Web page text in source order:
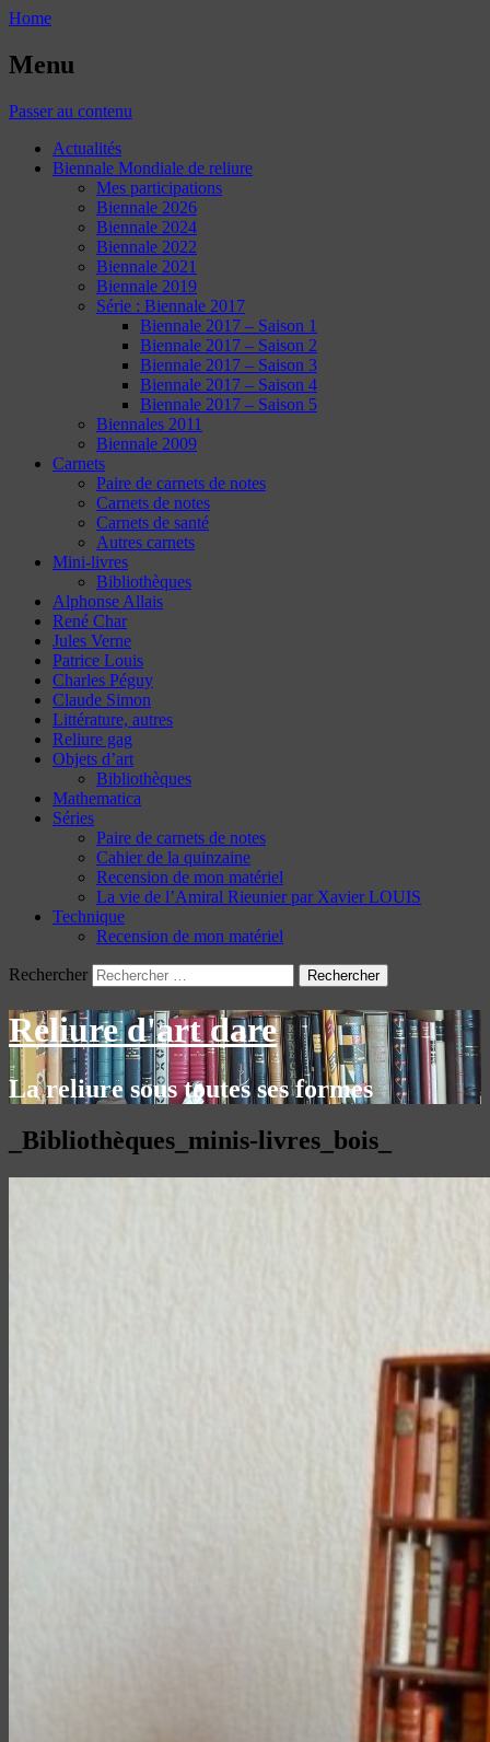
Home
Menu
Passer au contenu
Actualités
Biennale Mondiale de reliure
Mes participations
Biennale 2026
Biennale 2024
Biennale 2022
Biennale 2021
Biennale 2019
Série : Biennale 2017
Biennale 2017 – Saison 1
Biennale 2017 – Saison 2
Biennale 2017 – Saison 3
Biennale 2017 – Saison 4
Biennale 2017 – Saison 5
Biennales 2011
Biennale 2009
Carnets
Paire de carnets de notes
Carnets de notes
Carnets de santé
Autres carnets
Mini-livres
Bibliothèques
Alphonse Allais
René Char
Jules Verne
Patrice Louis
Charles Péguy
Claude Simon
Littérature, autres
Reliure gag
Objets d’art
Bibliothèques
Mathematica
Séries
Paire de carnets de notes
Cahier de la quinzaine
Recension de mon matériel
La vie de l’Amiral Rieunier par Xavier LOUIS
Technique
Recension de mon matériel
Rechercher
Reliure d'art dare
La reliure sous toutes ses formes
_Bibliothèques_minis-livres_bois_